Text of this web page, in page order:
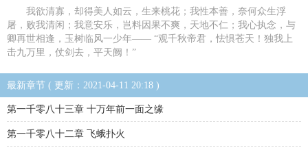
我欲清寡，却得美人如云，生来桃花；我性本善，奈何众生浮
屠，败我清闲；我意安乐，岂料因果不爽，天地不仁；我心执念，与
卿再世相逢，玉树临风一少年—— “观千秋帝君，怯惧苍天！独我上
击九万里，仗剑去，平天阙！”
最新章节 ( 更新：2021-04-11 20:18 )
第一千零八十三章 十万年前一面之缘
第一千零八十二章 飞蛾扑火